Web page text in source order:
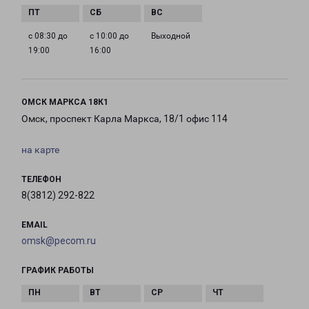
с 08:30 до
19:00
с 10:00 до
16:00
Выходной
ОМСК МАРКСА 18К1
Омск, проспект Карла Маркса, 18/1 офис 114
на карте
ТЕЛЕФОН
8(3812) 292-822
EMAIL
omsk@pecom.ru
ГРАФИК РАБОТЫ